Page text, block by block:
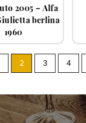
2005 – Alfa
berlina
1960
2 3 4